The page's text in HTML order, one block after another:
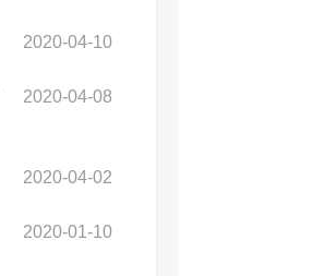
2020-04-10
2020-04-08
2020-04-02
2020-01-10